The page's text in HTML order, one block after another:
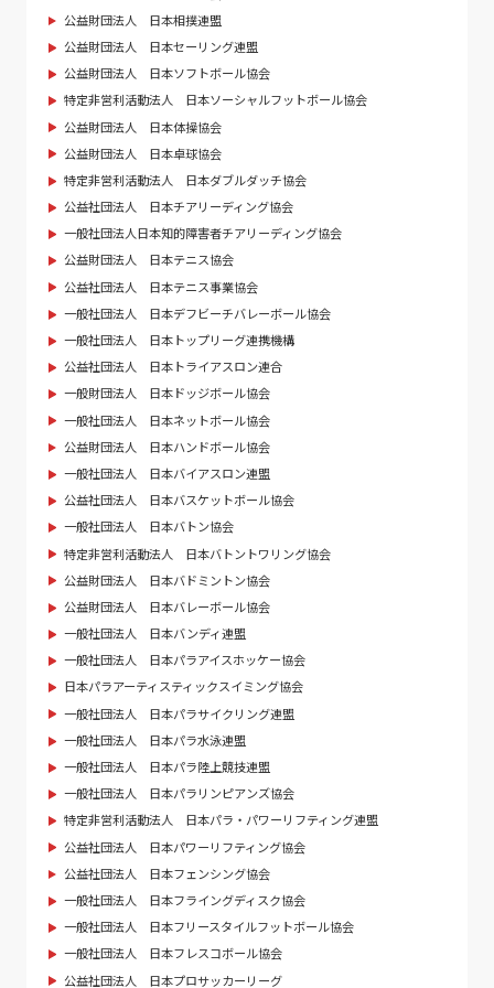
公益財団法人 日本相撲連盟
公益財団法人 日本セーリング連盟
公益財団法人 日本ソフトボール協会
特定非営利活動法人 日本ソーシャルフットボール協会
公益財団法人 日本体操協会
公益財団法人 日本卓球協会
特定非営利活動法人 日本ダブルダッチ協会
公益社団法人 日本チアリーディング協会
一般社団法人日本知的障害者チアリーディング協会
公益財団法人 日本テニス協会
公益社団法人 日本テニス事業協会
一般社団法人 日本デフビーチバレーボール協会
一般社団法人 日本トップリーグ連携機構
公益社団法人 日本トライアスロン連合
一般財団法人 日本ドッジボール協会
一般社団法人 日本ネットボール協会
公益財団法人 日本ハンドボール協会
一般社団法人 日本バイアスロン連盟
公益社団法人 日本バスケットボール協会
一般社団法人 日本バトン協会
特定非営利活動法人 日本バトントワリング協会
公益財団法人 日本バドミントン協会
公益財団法人 日本バレーボール協会
一般社団法人 日本バンディ連盟
一般社団法人 日本パラアイスホッケー協会
日本パラアーティスティックスイミング協会
一般社団法人 日本パラサイクリング連盟
一般社団法人 日本パラ水泳連盟
一般社団法人 日本パラ陸上競技連盟
一般社団法人 日本パラリンピアンズ協会
特定非営利活動法人 日本パラ・パワーリフティング連盟
公益社団法人 日本パワーリフティング協会
公益社団法人 日本フェンシング協会
一般社団法人 日本フライングディスク協会
一般社団法人 日本フリースタイルフットボール協会
一般社団法人 日本フレスコボール協会
公益社団法人 日本プロサッカーリーグ